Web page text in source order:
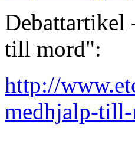
Debattartikel
till mord":
http://
medhjalp-